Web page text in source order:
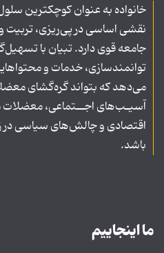
خانواده به عنوان کوچکترین
نقشی اساسی در پی‌ریزی،
جامعه قوی دارد. تبیان با
توانمندسازی، خدمات و محتواهایی
می‌دهد که بتواند گره‌گشای
آسیـب‌های اجــتماعی،
اقتصادی و چالش‌های سیاسی در
باشد.
ما اینجاییم